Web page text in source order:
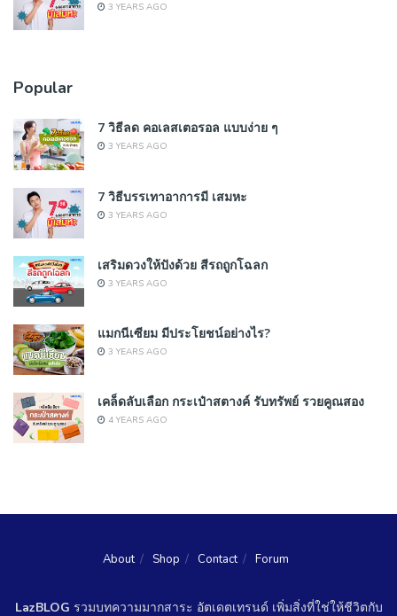
3 YEARS AGO
Popular
7 วิธีลด คอเลสเตอรอล แบบง่าย ๆ
3 YEARS AGO
7 วิธีบรรเทาอาการมี เสมหะ
3 YEARS AGO
เสริมดวงให้ปังด้วย สีรถถูกโฉลก
3 YEARS AGO
แมกนีเซียม มีประโยชน์อย่างไร?
3 YEARS AGO
เคล็ดลับเลือก กระเป๋าสตางค์ รับทรัพย์ รวยคูณสอง
4 YEARS AGO
About Shop Contact Forum
LazBLOG รวมบทความมากสาระ อัตเดตเทรนด์ เพิ่มสิ่งที่ใช่ให้ชีวิตกับ